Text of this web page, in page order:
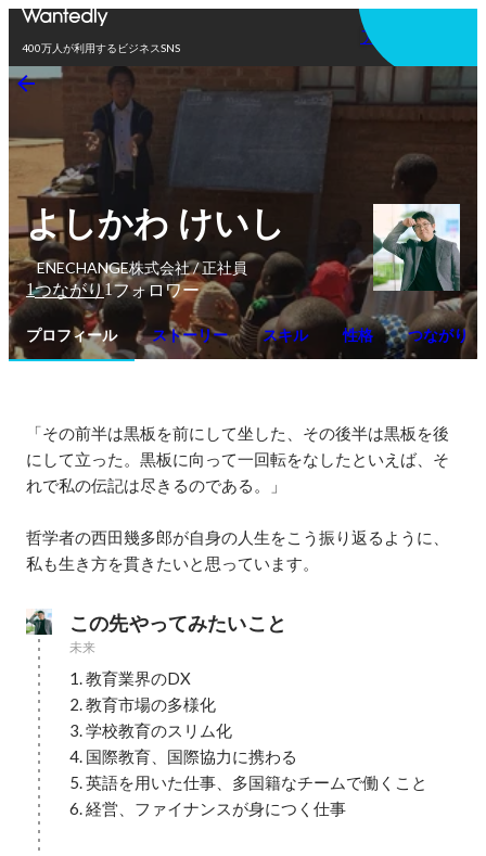
400万人が利用するビジネスSNS
アプリを使う
よしかわ けいし
ENECHANGE株式会社 / 正社員
1つながり1フォロワー
プロフィール ストーリー スキル 性格 つながり
「その前半は黒板を前にして坐した、その後半は黒板を後
にして立った。黒板に向って一回転をなしたといえば、そ
れで私の伝記は尽きるのである。」
哲学者の西田幾多郎が自身の人生をこう振り返るように、
私も生き方を貫きたいと思っています。
この先やってみたいこと
未来
1. 教育業界のDX
2. 教育市場の多様化
3. 学校教育のスリム化
4. 国際教育、国際協力に携わる
5. 英語を用いた仕事、多国籍なチームで働くこと
6. 経営、ファイナンスが身につく仕事